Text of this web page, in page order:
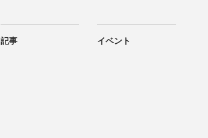
記事 イベント